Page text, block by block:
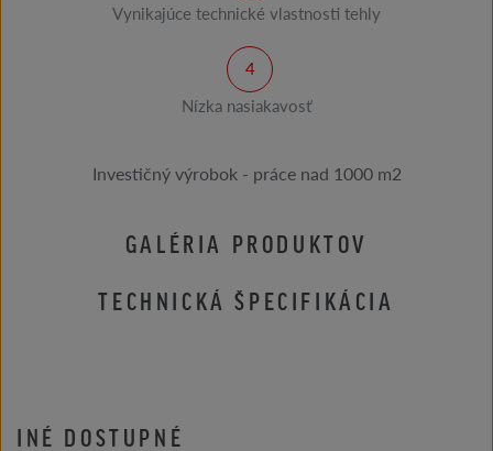
Vynikajúce technické vlastnosti tehly
Nízka nasiakavosť
Investičný výrobok - práce nad 1000 m2
GALÉRIA PRODUKTOV
TECHNICKÁ ŠPECIFIKÁCIA
INÉ DOSTUPNÉ